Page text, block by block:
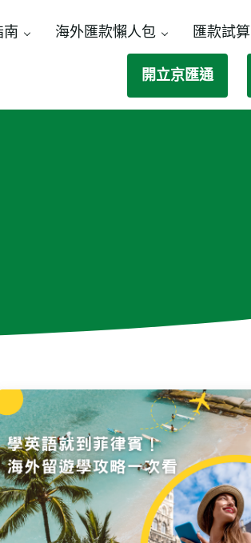
南 海外匯款懶人包 匯款試算
開立京匯通